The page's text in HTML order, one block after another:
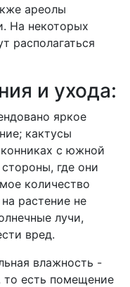
ареолы
На некоторых
располагаться
и ухода:
яркое
кактусы
с южной
где они
количество
растение не
лучи,
вред.
влажность -
то есть помещение